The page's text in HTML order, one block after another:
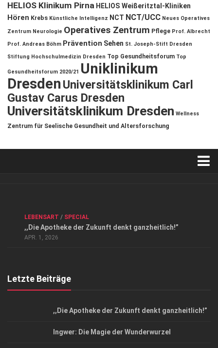
HELIOS Klinikum Pirna HELIOS Weißeritztal-Kliniken
Hören Krebs Künstliche Intelligenz NCT NCT/UCC Neues Operatives
Zentrum Neurologie Operatives Zentrum Pflege Prof. Albrecht
Prof. Andreas Böhm Prävention Sehen St. Joseph-Stift Dresden
Stiftung Hochschulmedizin Dresden Top Gesundheitsforum Top
Gesundheitsforum 2020/21 Uniklinikum
DresdenUniversitätsklinikum Carl
Gustav Carus Dresden
Universitätsklinikum Dresden Wellness
Zentrum für Seelische Gesundheit und Altersforschung
Datenschutzerklärung
Top Magazin Dresden / Ostsachsen
LEBENSART / SPECIAL
,,Die Apotheke der Zukunft denkt ganzheitlich!”
APR. 1, 2026
Letzte Beiträge
,,Die Apotheke der Zukunft denkt ganzheitlich!”
Ingwer: Die Magie der Wunderwurzel